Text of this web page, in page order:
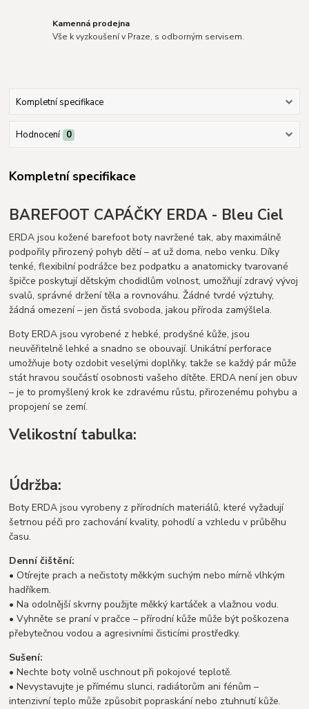
Kamenná prodejna
Vše k vyzkoušení v Praze, s odborným servisem.
Kompletní specifikace
Hodnocení 0
Kompletní specifikace
BAREFOOT CAPÁČKY ERDA - Bleu Ciel
ERDA jsou kožené barefoot boty navržené tak, aby maximálně
podpořily přirozený pohyb dětí – ať už doma, nebo venku. Díky
tenké, flexibilní podrážce bez podpatku a anatomicky tvarované
špičce poskytují dětským chodidlům volnost, umožňují zdravý vývoj
svalů, správné držení těla a rovnováhu. Žádné tvrdé výztuhy,
žádná omezení – jen čistá svoboda, jakou příroda zamýšlela.
Boty ERDA jsou vyrobené z hebké, prodyšné kůže, jsou
neuvěřitelně lehké a snadno se obouvají. Unikátní perforace
umožňuje boty ozdobit veselými doplňky, takže se každý pár může
stát hravou součástí osobnosti vašeho dítěte. ERDA není jen obuv
– je to promyšlený krok ke zdravému růstu, přirozenému pohybu a
propojení se zemí.
Velikostní tabulka:
Údržba:
Boty ERDA jsou vyrobeny z přírodních materiálů, které vyžadují
šetrnou péči pro zachování kvality, pohodlí a vzhledu v průběhu
času.
Denní čištění:
• Otírejte prach a nečistoty měkkým suchým nebo mírně vlhkým
hadříkem.
• Na odolnější skvrny použijte měkký kartáček a vlažnou vodu.
• Vyhněte se praní v pračce – přírodní kůže může být poškozena
přebytečnou vodou a agresivními čisticími prostředky.
Sušení:
• Nechte boty volně uschnout při pokojové teplotě.
• Nevystavujte je přímému slunci, radiátorům ani fénům –
intenzivní teplo může způsobit popraskání nebo ztuhnutí kůže.